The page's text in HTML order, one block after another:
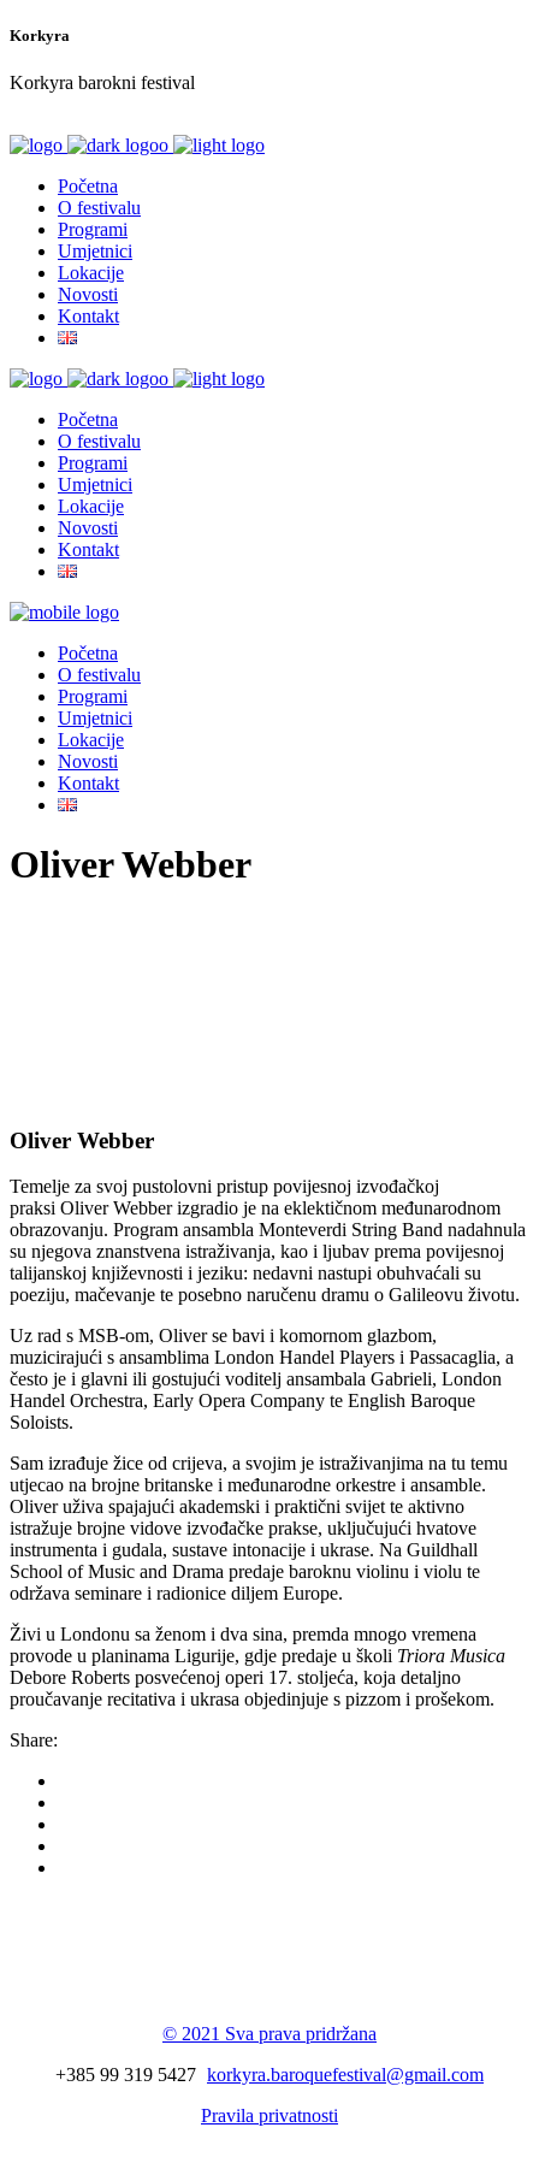
Korkyra
Korkyra barokni festival
Početna
O festivalu
Programi
Umjetnici
Lokacije
Novosti
Kontakt
Početna
O festivalu
Programi
Umjetnici
Lokacije
Novosti
Kontakt
Početna
O festivalu
Programi
Umjetnici
Lokacije
Novosti
Kontakt
Oliver Webber
Oliver Webber
Temelje za svoj pustolovni pristup povijesnoj izvođačkoj
praksi Oliver Webber izgradio je na eklektičnom međunarodnom
obrazovanju. Program ansambla Monteverdi String Band nadahnula
su njegova znanstvena istraživanja, kao i ljubav prema povijesnoj
talijanskoj književnosti i jeziku: nedavni nastupi obuhvaćali su
poeziju, mačevanje te posebno naručenu dramu o Galileovu životu.
Uz rad s MSB-om, Oliver se bavi i komornom glazbom,
muzicirajući s ansamblima London Handel Players i Passacaglia, a
često je i glavni ili gostujući voditelj ansambala Gabrieli, London
Handel Orchestra, Early Opera Company te English Baroque
Soloists.
Sam izrađuje žice od crijeva, a svojim je istraživanjima na tu temu
utjecao na brojne britanske i međunarodne orkestre i ansamble.
Oliver uživa spajajući akademski i praktični svijet te aktivno
istražuje brojne vidove izvođačke prakse, uključujući hvatove
instrumenta i gudala, sustave intonacije i ukrase. Na Guildhall
School of Music and Drama predaje baroknu violinu i violu te
održava seminare i radionice diljem Europe.
Živi u Londonu sa ženom i dva sina, premda mnogo vremena
provode u planinama Ligurije, gdje predaje u školi Triora Musica
Debore Roberts posvećenoj operi 17. stoljeća, koja detaljno
proučavanje recitativa i ukrasa objedinjuje s pizzom i prošekom.
Share:
© 2021 Sva prava pridržana
+385 99 319 5427 korkyra.baroquefestival@gmail.com
Pravila privatnosti